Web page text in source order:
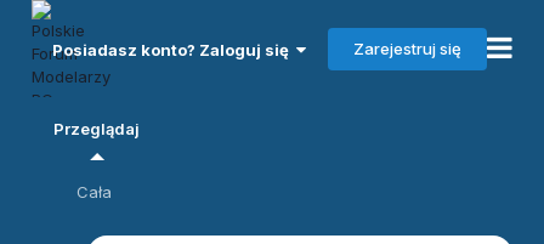
Posiadasz konto? Zaloguj się Zarejestruj się
Przeglądaj
Cała